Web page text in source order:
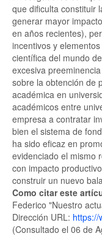
que dificulta constituir
generar mayor
en años recientes),
incentivos y
científica del mundo
excesiva
sobre la obtención de
académica en
académicos entre
empresa a contratar
bien el sistema de
ha sido eficaz en
evidenciado el mismo
con impacto
construir un nuevo
Como citar este
Federico "Nuestro
Dirección URL: https://
(Consultado el 06 de